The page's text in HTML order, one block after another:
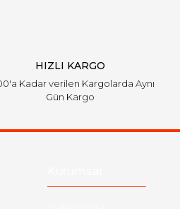
HIZLI KARGO
Kadar verilen Kargolarda Aynı
Gün Kargo